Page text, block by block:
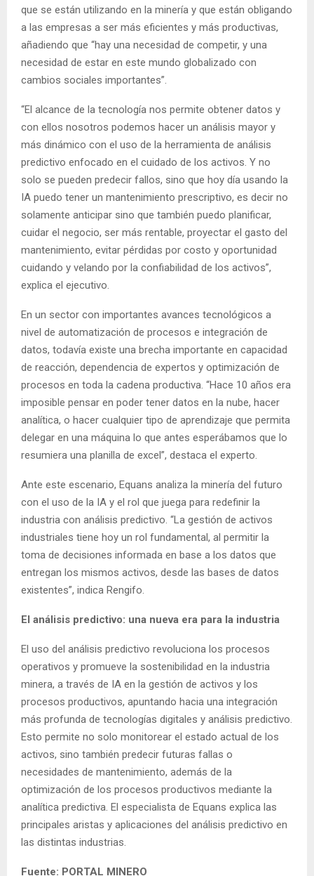
que se están utilizando en la minería y que están obligando
a las empresas a ser más eficientes y más productivas,
añadiendo que “hay una necesidad de competir, y una
necesidad de estar en este mundo globalizado con
cambios sociales importantes”.
“El alcance de la tecnología nos permite obtener datos y
con ellos nosotros podemos hacer un análisis mayor y
más dinámico con el uso de la herramienta de análisis
predictivo enfocado en el cuidado de los activos. Y no
solo se pueden predecir fallos, sino que hoy día usando la
IA puedo tener un mantenimiento prescriptivo, es decir no
solamente anticipar sino que también puedo planificar,
cuidar el negocio, ser más rentable, proyectar el gasto del
mantenimiento, evitar pérdidas por costo y oportunidad
cuidando y velando por la confiabilidad de los activos”,
explica el ejecutivo.
En un sector con importantes avances tecnológicos a
nivel de automatización de procesos e integración de
datos, todavía existe una brecha importante en capacidad
de reacción, dependencia de expertos y optimización de
procesos en toda la cadena productiva. “Hace 10 años era
imposible pensar en poder tener datos en la nube, hacer
analítica, o hacer cualquier tipo de aprendizaje que permita
delegar en una máquina lo que antes esperábamos que lo
resumiera una planilla de excel”, destaca el experto.
Ante este escenario, Equans analiza la minería del futuro
con el uso de la IA y el rol que juega para redefinir la
industria con análisis predictivo. “La gestión de activos
industriales tiene hoy un rol fundamental, al permitir la
toma de decisiones informada en base a los datos que
entregan los mismos activos, desde las bases de datos
existentes”, indica Rengifo.
El análisis predictivo: una nueva era para la industria
El uso del análisis predictivo revoluciona los procesos
operativos y promueve la sostenibilidad en la industria
minera, a través de IA en la gestión de activos y los
procesos productivos, apuntando hacia una integración
más profunda de tecnologías digitales y análisis predictivo.
Esto permite no solo monitorear el estado actual de los
activos, sino también predecir futuras fallas o
necesidades de mantenimiento, además de la
optimización de los procesos productivos mediante la
analítica predictiva. El especialista de Equans explica las
principales aristas y aplicaciones del análisis predictivo en
las distintas industrias.
Fuente: PORTAL MINERO